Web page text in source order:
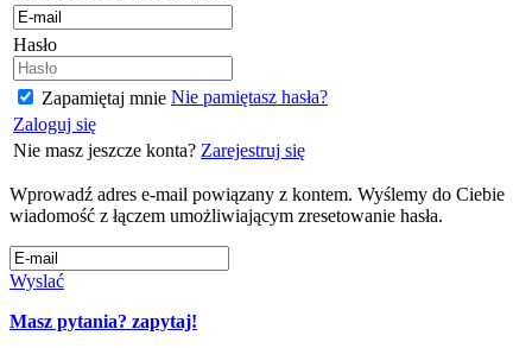
Hasło
Zapamiętaj mnie Nie pamiętasz hasła?
Zaloguj się
Nie masz jeszcze konta? Zarejestruj się
Wprowadź adres e-mail powiązany z kontem. Wyślemy do Ciebie
wiadomość z łączem umożliwiającym zresetowanie hasła.
Wyslać
Masz pytania? zapytaj!